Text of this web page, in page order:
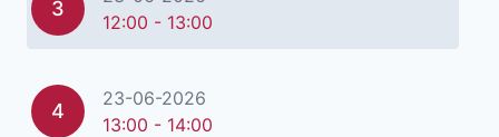
3
12:00 - 13:00
4
23-06-2026
13:00 - 14:00